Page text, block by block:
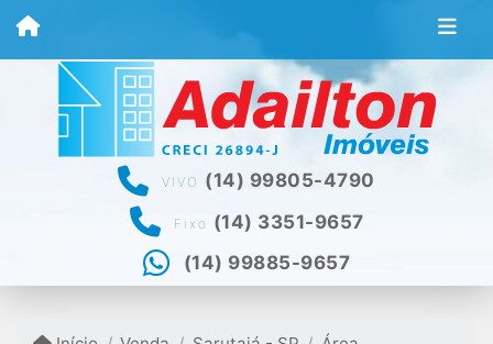
VIVO (14) 99805-4790
Fixo (14) 3351-9657
(14) 99885-9657